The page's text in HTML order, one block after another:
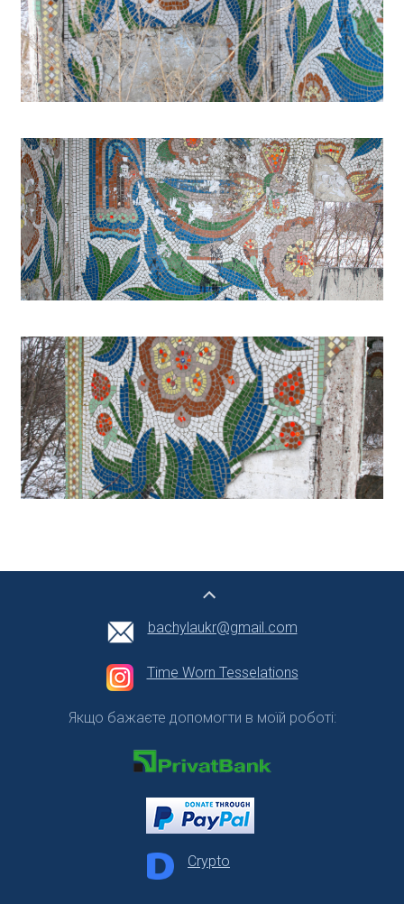
bachylaukr@gmail.com
Time Worn Tesselations
Якщо бажаєте допомогти в моїй роботі:
Crypto